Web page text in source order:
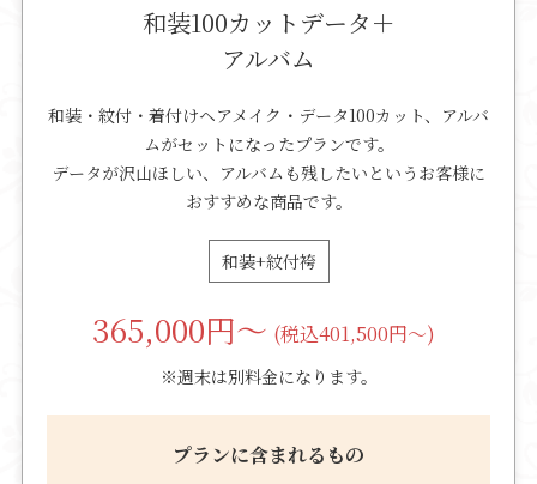
和装100カットデータ＋
アルバム
和装・紋付・着付けヘアメイク・データ100カット、アルバ
ムがセットになったプランです。
データが沢山ほしい、アルバムも残したいというお客様に
おすすめな商品です。
和装+紋付袴
365,000円～ (税込401,500円～)
※週末は別料金になります。
プランに含まれるもの